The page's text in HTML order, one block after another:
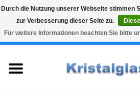
Snelle levering
Durch die Nutzung unserer Webseite stimmen
zur Verbesserung dieser Seite zu.
Für weitere Informationen beachten Sie bitte